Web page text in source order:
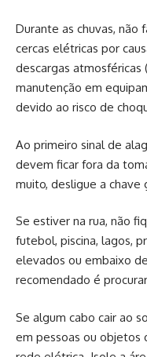
Durante as chuvas, não
cercas elétricas por
descargas
manutenção em
devido ao risco de
Ao primeiro sinal de
devem ficar fora da
muito, desligue a chave
Se estiver na rua, não
futebol, piscina, lagos,
elevados ou embaixo
recomendado é
Se algum cabo cair ao
em pessoas ou objetos